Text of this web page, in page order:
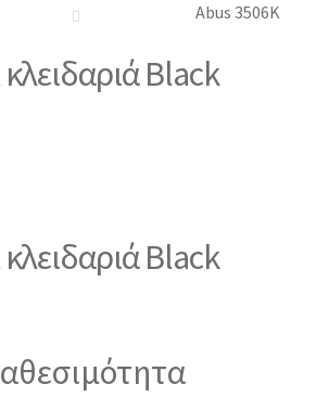
Abus 3506Κ
Black
Black